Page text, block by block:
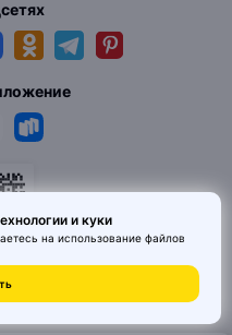
товаров со всего
права защищены.
и куки
на использование файлов